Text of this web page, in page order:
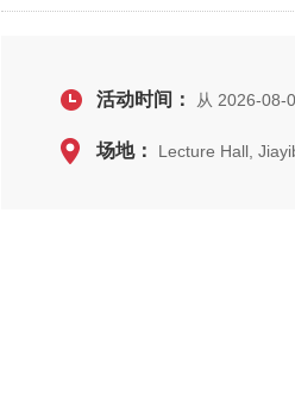
活动时间： 从 2026-08-
场地： Lecture Hall,